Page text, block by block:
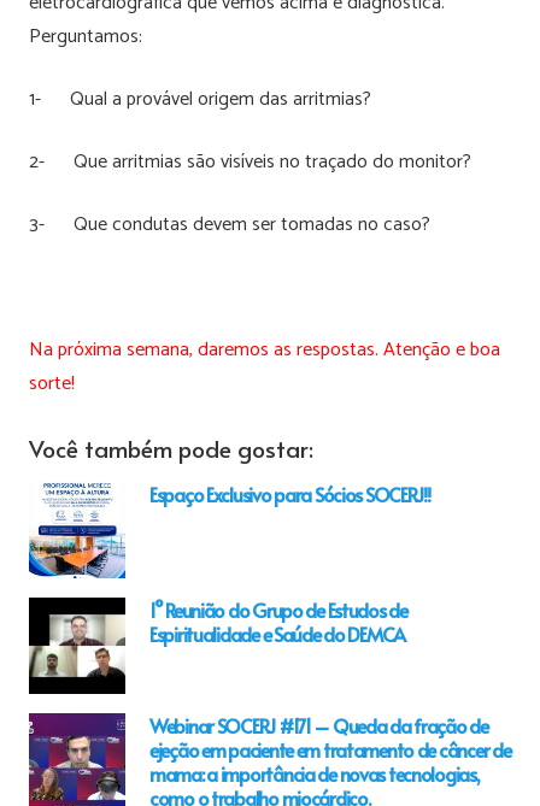
Perguntamos:
1- Qual a provável origem das arritmias?
2- Que arritmias são visíveis no traçado do monitor?
3- Que condutas devem ser tomadas no caso?
Na próxima semana, daremos as respostas. Atenção e boa
sorte!
Você também pode gostar:
Espaço Exclusivo para Sócios SOCERJ!!
1° Reunião do Grupo de Estudos de
Espiritualidade e Saúde do DEMCA
Webinar SOCERJ #171 – Queda da fração de
ejeção em paciente em tratamento de câncer de
mama: a importância de novas tecnologias,
como o trabalho miocárdico.